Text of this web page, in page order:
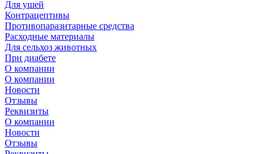
Для ушей
Контрацептивы
Противопаразитарные средства
Расходные материалы
Для сельхоз животных
При диабете
О компании
О компании
Новости
Отзывы
Реквизиты
О компании
Новости
Отзывы